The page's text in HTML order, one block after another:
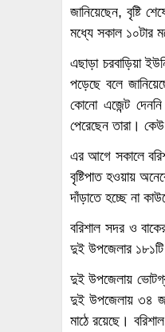
জানিয়েছেন, বৃষ্টি
মধ্যে সকাল ১০টার
এছাড়া চরবাড়িয়া
পড়েছে বলে
কোনো এজেন্ট
পেরেছেন তারা।
এর আগে সকালে
বৃষ্টিপাত হওয়ায়
দাঁড়াতে হচ্ছে না
বরিশাল সদর ও
দুই উপজেলার ১৮১টি
দুই উপজেলায়
দুই উপজেলায় ৩৪ জন
মাঠে রয়েছে।